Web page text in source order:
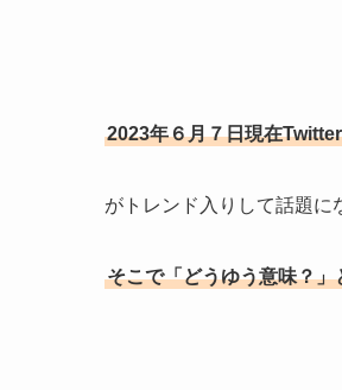
2023年６月７日現在
がトレンド入りして話題に
そこで「どうゆう意味？